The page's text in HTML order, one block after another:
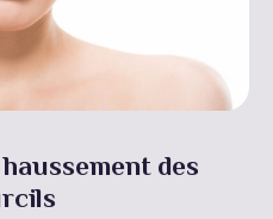
des